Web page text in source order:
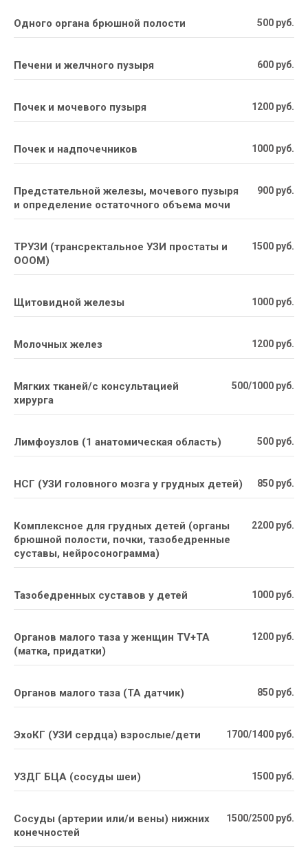
Одного органа брюшной полости 500 руб.
Печени и желчного пузыря 600 руб.
Почек и мочевого пузыря 1200 руб.
Почек и надпочечников 1000 руб.
Предстательной железы, мочевого пузыря
и определение остаточного объема мочи
900 руб.
ТРУЗИ (трансректальное УЗИ простаты и
ОООМ)
1500 руб.
Щитовидной железы 1000 руб.
Молочных желез 1200 руб.
Мягких тканей/с консультацией
хирурга
500/1000 руб.
Лимфоузлов (1 анатомическая область) 500 руб.
НСГ (УЗИ головного мозга у грудных детей) 850 руб.
Комплексное для грудных детей (органы
брюшной полости, почки, тазобедренные
суставы, нейросонограмма)
2200 руб.
Тазобедренных суставов у детей 1000 руб.
Органов малого таза у женщин TV+TA
(матка, придатки)
1200 руб.
Органов малого таза (ТА датчик) 850 руб.
ЭхоКГ (УЗИ сердца) взрослые/дети 1700/1400 руб.
УЗДГ БЦА (сосуды шеи) 1500 руб.
Сосуды (артерии или/и вены) нижних
конечностей
1500/2500 руб.